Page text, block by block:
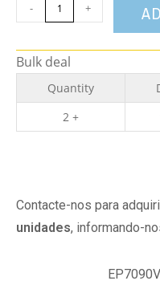
- +
Bulk deal
Quantity
2 +
Contacte-nos para
unidades, informando-